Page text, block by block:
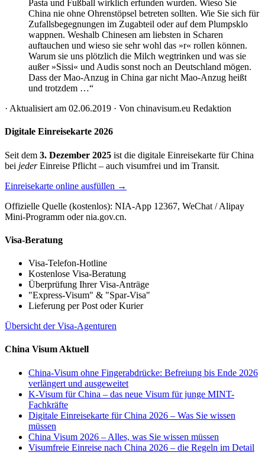
Pasta und Fußball wirklich erfunden wurden. Wieso Sie
China nie ohne Ohrenstöpsel betreten sollten. Wie Sie sich für
Zufallsbegegnungen im Zug­abteil oder auf dem Plumpsklo
wappnen. Weshalb Chinesen am liebsten in Scharen
auftauchen und wieso sie sehr wohl das »r« rollen können.
Warum sie uns plötzlich die Milch wegtrinken und was sie
außer »Sissi« und Audis sonst noch an Deutschland mö­gen.
Dass der Mao-Anzug in China gar nicht Mao-Anzug heißt
und trotzdem …“
· Aktualisiert am 02.06.2019 · Von chinavisum.eu Redaktion
Digitale Einreisekarte 2026
Seit dem 3. Dezember 2025 ist die digitale Einreisekarte für China
bei jederEinreise Pflicht – auch visumfrei und im Transit.
Einreisekarte online ausfüllen →
Offizielle Quelle (kostenlos): NIA-App 12367, WeChat / Alipay
Mini-Programm oder nia.gov.cn.
Visa-Beratung
Visa-Telefon-Hotline
Kostenlose Visa-Beratung
Überprüfung Ihrer Visa-Anträge
"Express-Visum" & "Spar-Visa"
Lieferung per Post oder Kurier
Übersicht der Visa-Agenturen
China Visum Aktuell
China-Visum ohne Fingerabdrücke: Befreiung bis Ende 2026
verlängert und ausgeweitet
K-Visum für China – das neue Visum für junge MINT-
Fachkräfte
Digitale Einreisekarte für China 2026 – Was Sie wissen
müssen
China Visum 2026 – Alles, was Sie wissen müssen
Visumfreie Einreise nach China 2026 – die Regeln im Detail